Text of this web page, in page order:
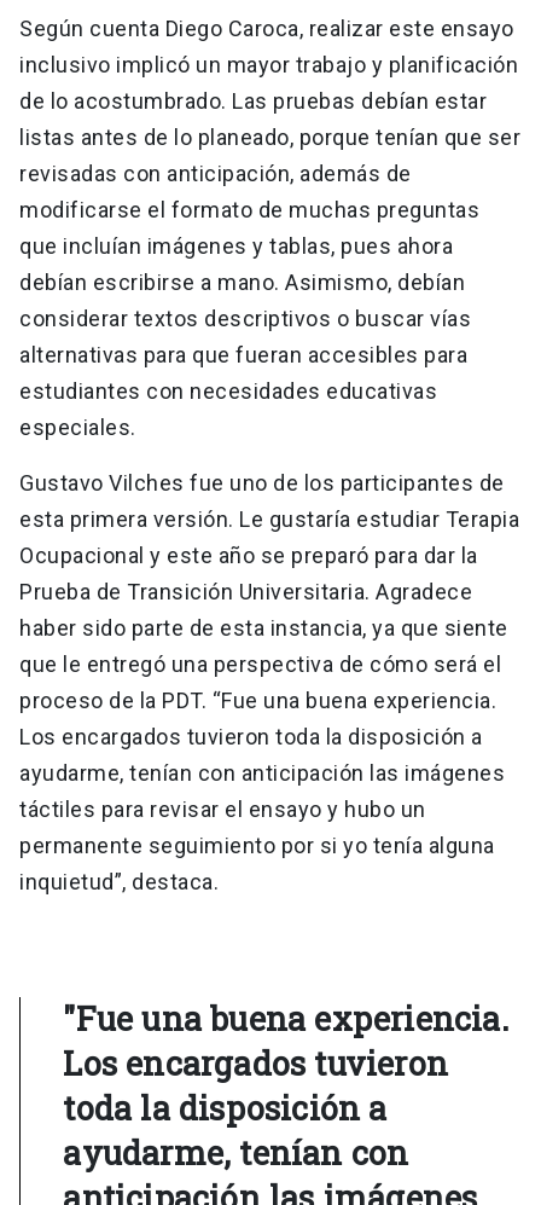
Según cuenta Diego Caroca, realizar este ensayo
inclusivo implicó un mayor trabajo y planificación
de lo acostumbrado. Las pruebas debían estar
listas antes de lo planeado, porque tenían que ser
revisadas con anticipación, además de
modificarse el formato de muchas preguntas
que incluían imágenes y tablas, pues ahora
debían escribirse a mano. Asimismo, debían
considerar textos descriptivos o buscar vías
alternativas para que fueran accesibles para
estudiantes con necesidades educativas
especiales.
Gustavo Vilches fue uno de los participantes de
esta primera versión. Le gustaría estudiar Terapia
Ocupacional y este año se preparó para dar la
Prueba de Transición Universitaria. Agradece
haber sido parte de esta instancia, ya que siente
que le entregó una perspectiva de cómo será el
proceso de la PDT. “Fue una buena experiencia.
Los encargados tuvieron toda la disposición a
ayudarme, tenían con anticipación las imágenes
táctiles para revisar el ensayo y hubo un
permanente seguimiento por si yo tenía alguna
inquietud”, destaca.
"Fue una buena experiencia.
Los encargados tuvieron
toda la disposición a
ayudarme, tenían con